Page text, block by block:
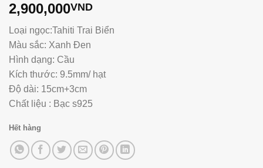
2,900,000VND
Loại ngọc:Tahiti Trai Biển
Màu sắc: Xanh Đen
Hình dạng: Cầu
Kích thước: 9.5mm/ hạt
Độ dài: 15cm+3cm
Chất liệu : Bạc s925
Hết hàng